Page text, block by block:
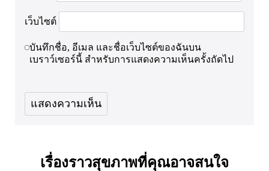
เว็บไซต์
บันทึกชื่อ, อีเมล และชื่อเว็บไซต์ของฉันบน
เบราว์เซอร์นี้ สำหรับการแสดงความเห็นครั้งถัดไป
เรื่องราวสุขภาพที่คุณอาจสนใจ